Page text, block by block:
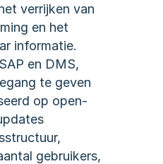
verrijken van
en het
informatie.
en DMS,
te geven
op open-
gebruikers,